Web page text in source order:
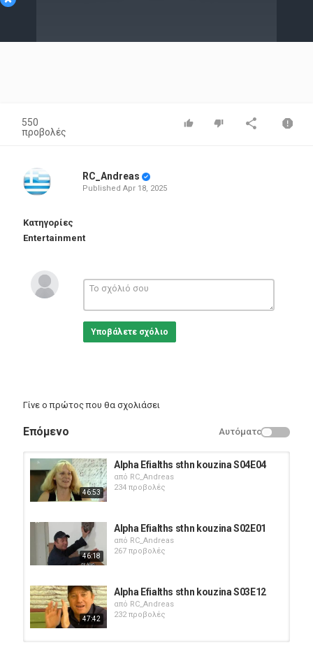
Video
550
προβολές
RC_Andreas
Published Apr 18, 2025
Κατηγορίες
Entertainment
Υποβάλετε σχόλιο
Γίνε ο πρώτος που θα σχολιάσει
Επόμενο Αυτόματο
46:53
Alpha Efialths sthn kouzina S04E04
από RC_Andreas
234 προβολές
46:18
Alpha Efialths sthn kouzina S02E01
από RC_Andreas
267 προβολές
47:42
Alpha Efialths sthn kouzina S03E12
από RC_Andreas
232 προβολές